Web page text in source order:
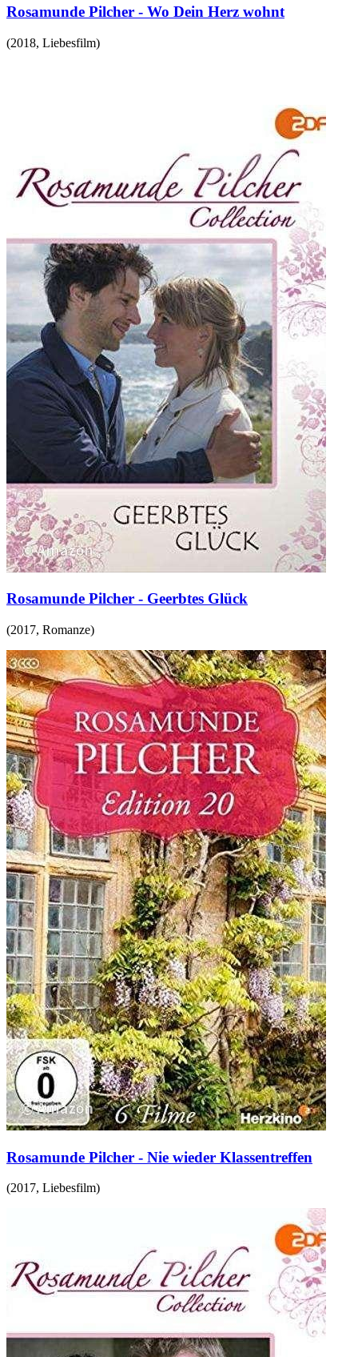
Rosamunde Pilcher - Wo Dein Herz wohnt
(2018, Liebesfilm)
Rosamunde Pilcher - Geerbtes Glück
(2017, Romanze)
Rosamunde Pilcher - Nie wieder Klassentreffen
(2017, Liebesfilm)